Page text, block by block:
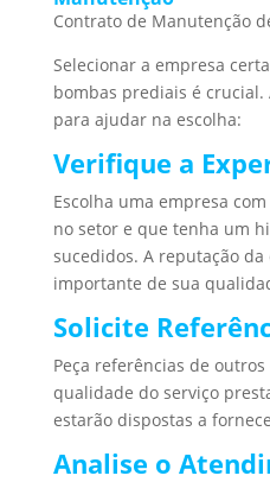
Contrato de Manutenção
Selecionar a empresa
bombas prediais é
para ajudar na escolha:
Verifique a
Escolha uma empresa
no setor e que tenha um
sucedidos. A reputação
importante de sua
Solicite
Peça referências de
qualidade do serviço
estarão dispostas a
Analise o